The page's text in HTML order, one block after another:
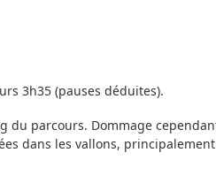
3h35 (pauses déduites).
du parcours. Dommage
dans les vallons,